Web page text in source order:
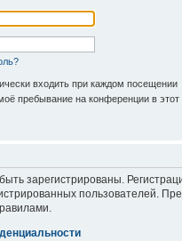
входить при каждом посещении
пребывание на конференции в этот
зарегистрированы.
пользователей.